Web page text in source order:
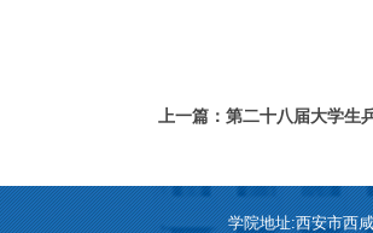
上一篇：第二十八届大学
学院地址:西安市西